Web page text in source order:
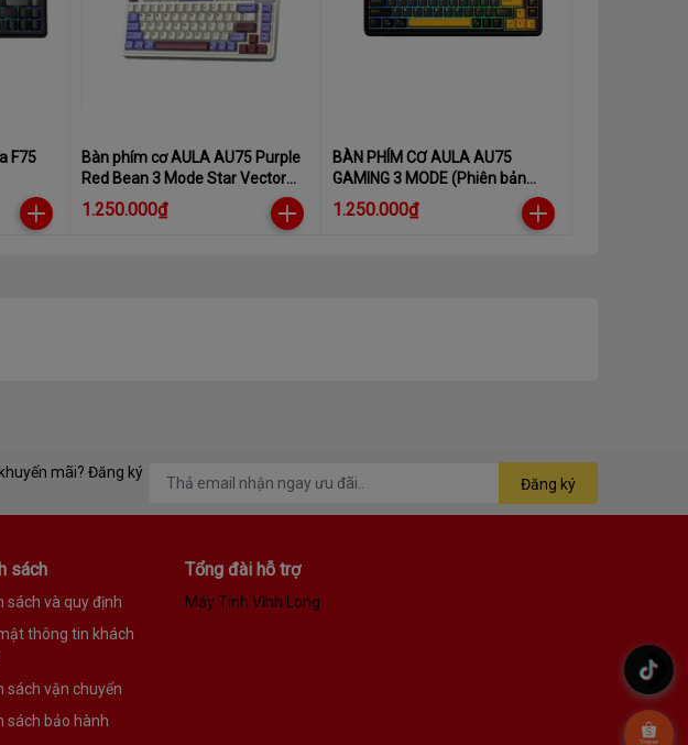
F75
Bàn phím cơ AULA AU75 Purple
Red Bean 3 Mode Star Vector
Switch
1.250.000₫
BÀN PHÍM CƠ AULA AU75
GAMING 3 MODE (Phiên bản
màu Đen+xám+cam/ Star
Vector Switch)
1.250.000₫
mãi? Đăng ký
Đăng ký
sách
sách và quy định
thông tin khách
sách vận chuyển
sách bảo hành
Tổng đài hỗ trợ
Máy Tính Vĩnh Long
.
.